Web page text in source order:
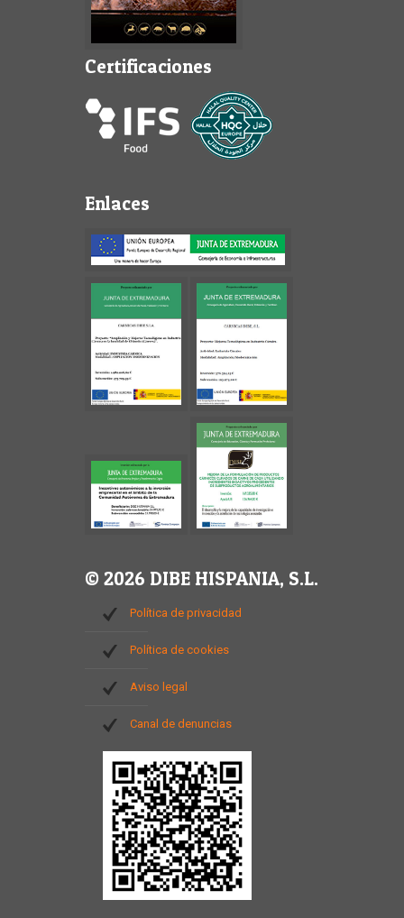
Certificaciones
Enlaces
© 2026 DIBE HISPANIA, S.L.
Política de privacidad
Política de cookies
Aviso legal
Canal de denuncias